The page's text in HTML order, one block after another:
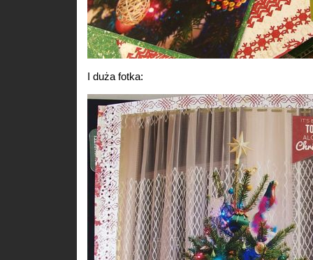
I duża fotka: